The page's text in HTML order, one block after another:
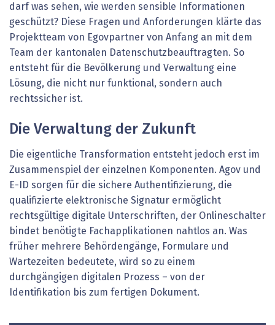
darf was sehen, wie werden sensible Informationen
geschützt? Diese Fragen und Anforderungen klärte das
Projektteam von Egovpartner von Anfang an mit dem
Team der kantonalen Datenschutzbeauftragten. So
entsteht für die Bevölkerung und Verwaltung eine
Lösung, die nicht nur funktional, sondern auch
rechtssicher ist.
Die Verwaltung der Zukunft
Die eigentliche Transformation entsteht jedoch erst im
Zusammenspiel der einzelnen Komponenten. Agov und
E-ID sorgen für die sichere Authentifizierung, die
qualifizierte elektronische Signatur ermöglicht
rechtsgültige digitale Unterschriften, der Onlineschalter
bindet benötigte Fachapplikationen nahtlos an. Was
früher mehrere Behördengänge, Formulare und
Wartezeiten bedeutete, wird so zu einem
durchgängigen digitalen Prozess – von der
Identifikation bis zum fertigen Dokument.